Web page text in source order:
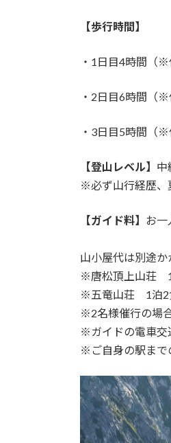
【歩行時間】
・1日目4時間（
・2日目6時間（
・3日目5時間（
【登山レベル】 中
※必ず山行経歴、
【ガイド料】 お一
山小屋代は別途か
※唐松頂上山荘
※五竜山荘 1泊
※2名様催行の場
※ガイドの電車交
※ご自身の駅まで